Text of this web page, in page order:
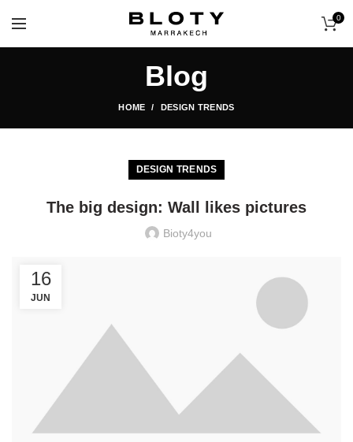
0
Blog
HOME DESIGN TRENDS
DESIGN TRENDS
The big design: Wall likes pictures
Bioty4you
16
JUN